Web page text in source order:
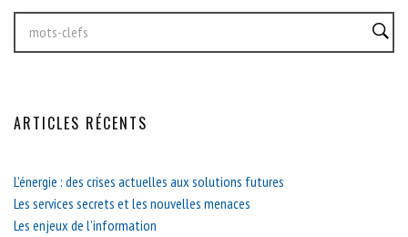
ARTICLES RÉCENTS
L’énergie : des crises actuelles aux solutions futures
Les services secrets et les nouvelles menaces
Les enjeux de l’information